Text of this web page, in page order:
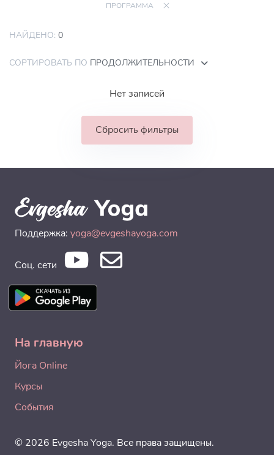
ПРОГРАММА
НАЙДЕНО: 0
СОРТИРОВАТЬ ПО ПРОДОЛЖИТЕЛЬНОСТИ
Нет записей
Сбросить фильтры
Поддержка: yoga@evgeshayoga.com
Соц. сети
На главную
Йога Online
Курсы
События
© 2026 Evgesha Yoga. Все права защищены.